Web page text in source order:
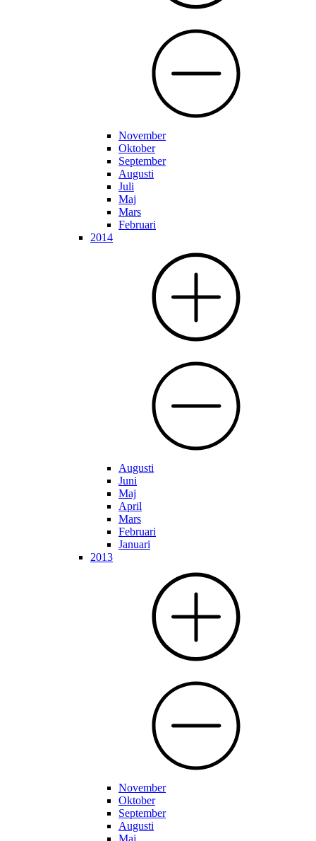
November
Oktober
September
Augusti
Juli
Maj
Mars
Februari
2014
Augusti
Juni
Maj
April
Mars
Februari
Januari
2013
November
Oktober
September
Augusti
Maj